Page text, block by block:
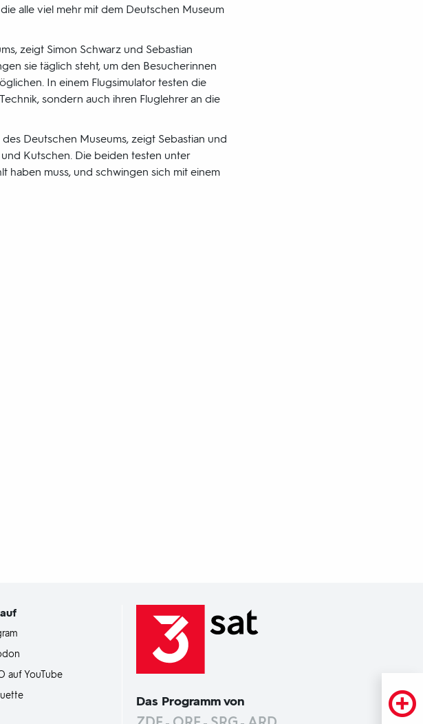
alle viel mehr mit dem Deutschen Museum
zeigt Simon Schwarz und Sebastian
sie täglich steht, um den Besucherinnen
In einem Flugsimulator testen die
sondern auch ihren Fluglehrer an die
Deutschen Museums, zeigt Sebastian und
Kutschen. Die beiden testen unter
haben muss, und schwingen sich mit einem
auf
auf YouTube
Das Programm von